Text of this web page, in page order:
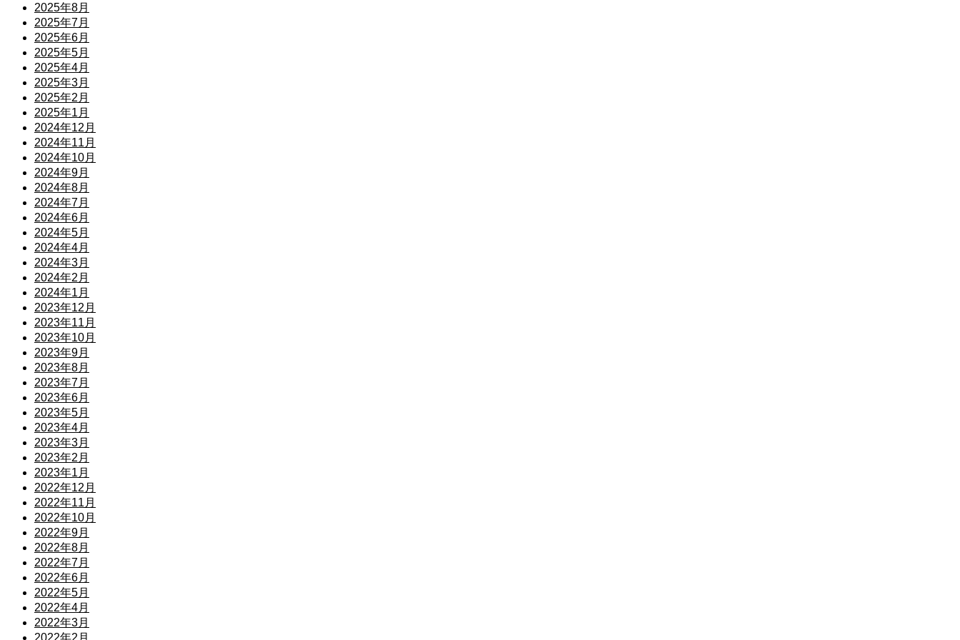
2025年8月
2025年7月
2025年6月
2025年5月
2025年4月
2025年3月
2025年2月
2025年1月
2024年12月
2024年11月
2024年10月
2024年9月
2024年8月
2024年7月
2024年6月
2024年5月
2024年4月
2024年3月
2024年2月
2024年1月
2023年12月
2023年11月
2023年10月
2023年9月
2023年8月
2023年7月
2023年6月
2023年5月
2023年4月
2023年3月
2023年2月
2023年1月
2022年12月
2022年11月
2022年10月
2022年9月
2022年8月
2022年7月
2022年6月
2022年5月
2022年4月
2022年3月
2022年2月